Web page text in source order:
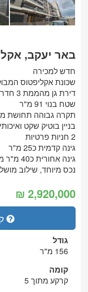
באר יעקב,
חדש למכירה
שכונת אקליפטוס
דירת גן מהממת 3 חדרים
שטח בנוי 91 מ"ר
תקרה גבוהה תחושת
בניין בוטיק שקט ואיכותי
2 חניות פרטיות
גינה קדמית כ25 מ"ר
גינה אחורית כ40 מ"ר מושלם לאירוח ולמשפחה
נכס מיוחד, שילוב
גודל
156 מ"ר
קומה
קרקע מתוך 5